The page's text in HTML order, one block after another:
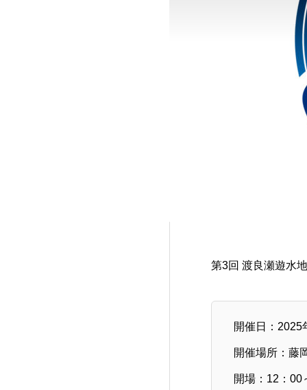
第3回 渡良瀬遊水
開催日：2025
開催場所：藤
開場：12：00